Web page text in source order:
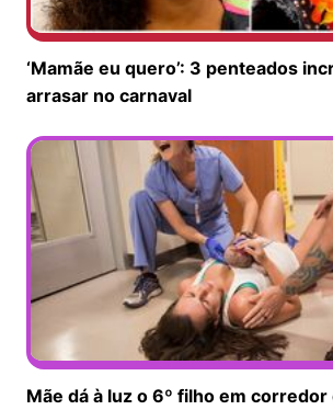
‘Mamãe eu quero’: 3 penteados
arrasar no carnaval
Mãe dá à luz o 6º filho em corredor